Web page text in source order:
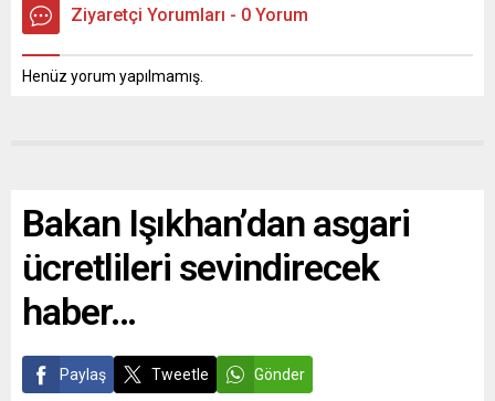
Ziyaretçi Yorumları - 0 Yorum
Henüz yorum yapılmamış.
Bakan Işıkhan’dan asgari
ücretlileri sevindirecek
haber…
Paylaş Tweetle Gönder